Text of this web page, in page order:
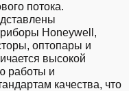
потока.
Honeywell,
оптопары и
высокой
работы и
качества, что